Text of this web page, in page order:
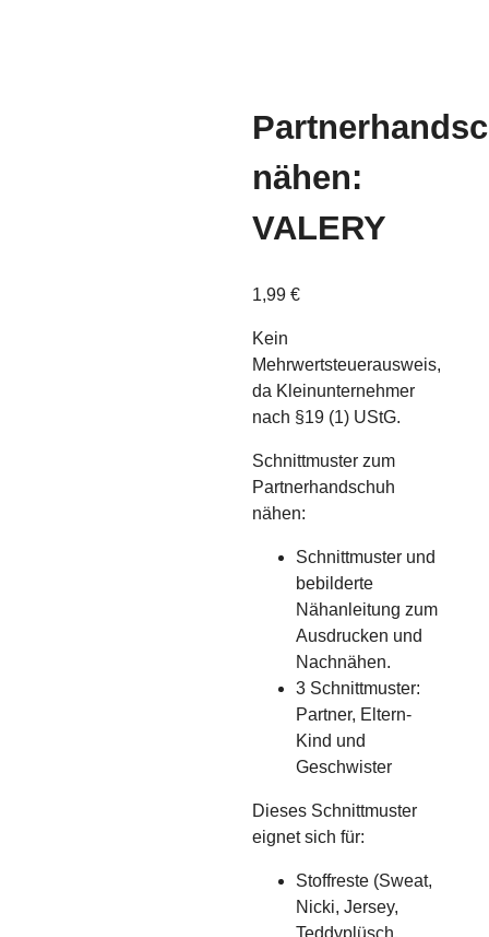
nähen:
VALERY
1,99€
Kein
Mehrwertsteuerausweis,
da Kleinunternehmer
nach §19 (1) UStG.
Schnittmuster zum
Partnerhandschuh
nähen:
Schnittmuster und
bebilderte
Nähanleitung zum
Ausdrucken und
Nachnähen.
3 Schnittmuster:
Partner, Eltern-
Kind und
Geschwister
Dieses Schnittmuster
eignet sich für:
Stoffreste (Sweat,
Nicki, Jersey,
Teddyplüsch,